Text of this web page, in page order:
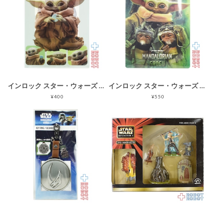
インロック スター・ウォーズ マンダロリアン・アンド・グローグー クリアファイル 未開封
¥400
インロック スター・ウォーズ マンダロリアン・アンド・グローグー 3D下敷き 未開封
¥550